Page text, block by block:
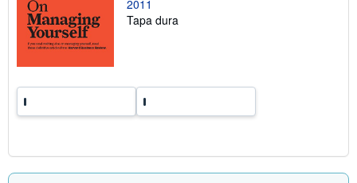
d
n
o
2011
Tapa dura